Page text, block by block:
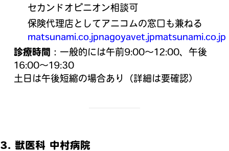
セカンドオピニオン相談可
保険代理店としてアニコムの窓口も兼ねる
matsunami.co.jpnagoyavet.jpmatsunami.co.jp
診療時間 ：一般的には午前9:00～12:00、午後
16:00～19:30
土日は午後短縮の場合あり（詳細は要確認）
3. 獣医科 中村病院